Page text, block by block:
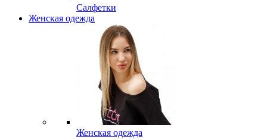
Салфетки
Женская одежда
Женская одежда